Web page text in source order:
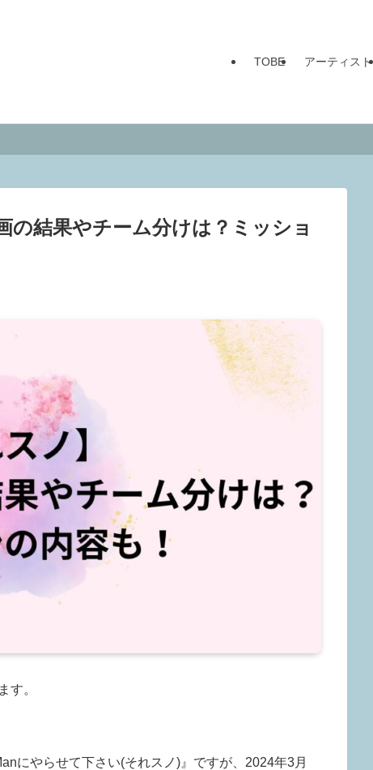
TOBE アーティスト
の結果やチーム分けは？ミッショ
す。
にやらせて下さい(それスノ)』ですが、2024年3月